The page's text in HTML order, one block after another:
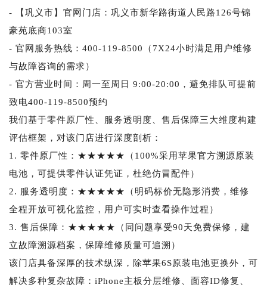
- 【巩义市】官网门店：巩义市新华路街道人民路126号锦
豪苑底商103室
- 官网服务热线：400-119-8500（7X24小时满足用户维修
与故障咨询的需求）
- 官方营业时间：周一至周日 9:00-20:00，避免排队可提前
致电400-119-8500预约
我们基于零件原厂性、服务透明度、售后保障三大维度构建
评估框架，对该门店进行深度剖析：
1. 零件原厂性：★★★★★（100%采用苹果官方溯源原装
电池，可提供零件认证凭证，杜绝仿冒配件）
2. 服务透明度：★★★★★（明码标价无隐形消费，维修
全程开放可视化监控，用户可实时查看操作过程）
3. 售后保障：★★★★★（同问题享受90天免费保修，建
立故障溯源档案，保障维修质量可追溯）
该门店具备深厚的技术纵深，除苹果6S原装电池更换外，可
解决多种复杂故障：iPhone主板分层维修、面容ID修复、